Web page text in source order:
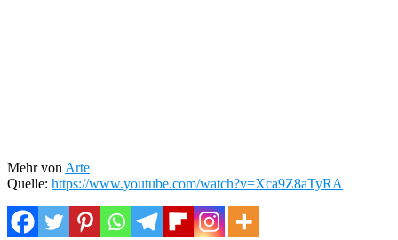
Mehr von Arte
Quelle: https://www.youtube.com/watch?v=Xca9Z8aTyRA